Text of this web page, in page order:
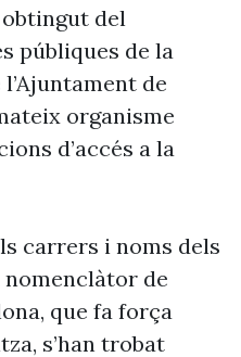
obtingut del
públiques de la
de
organisme
d’accés a la
carrers i noms dels
de
que fa força
s’han trobat